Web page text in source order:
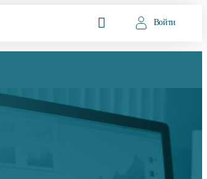
Войти